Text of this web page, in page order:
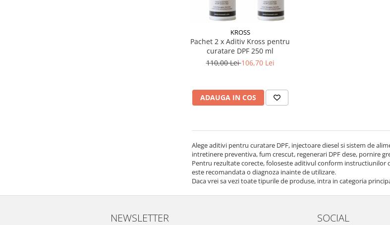
KROSS
Pachet 2 x Aditiv Kross pentru
curatare DPF 250 ml
110,00 Lei106,70 Lei
ADAUGA IN COS
Alege aditivi pentru curatare DPF, injectoare diesel si sistem de
intretinere preventiva, fum crescut, regenerari DPF dese, pornire
Pentru rezultate corecte, foloseste aditivul conform instructiunilor
este recomandata o diagnoza inainte de utilizare.
Daca vrei sa vezi toate tipurile de produse, intra in categoria
NEWSLETTER SOCIAL